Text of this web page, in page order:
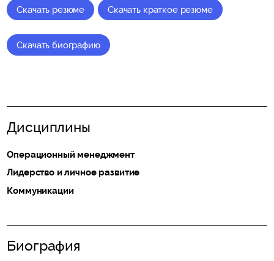
Скачать резюме Скачать краткое резюме
Скачать биографию
Дисциплины
Операционный менеджмент
Лидерство и личное развитие
Коммуникации
Биография